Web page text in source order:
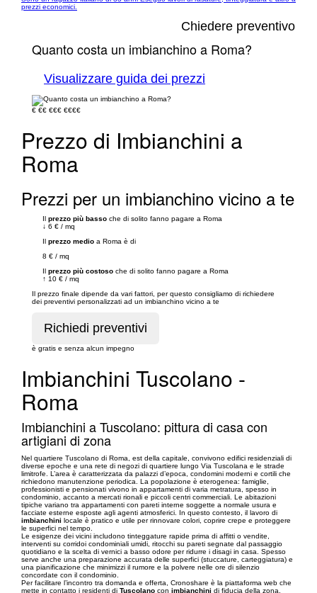
prezzi economici.
Chiedere preventivo
Quanto costa un imbianchino a Roma?
Visualizzare guida dei prezzi
€ €€ €€€ €€€€
Prezzo di Imbianchini a
Roma
Prezzi per un imbianchino vicino a te
Il prezzo più basso che di solito fanno pagare a Roma
↓ 6 € / mq
Il prezzo medio a Roma è di
8 € / mq
Il prezzo più costoso che di solito fanno pagare a Roma
↑ 10 € / mq
Il prezzo finale dipende da vari fattori, per questo consigliamo di richiedere
dei preventivi personalizzati ad un imbianchino vicino a te
è gratis e senza alcun impegno
Imbianchini Tuscolano -
Roma
Imbianchini a Tuscolano: pittura di casa con
artigiani di zona
Nel quartiere Tuscolano di Roma, est della capitale, convivono edifici residenziali di
diverse epoche e una rete di negozi di quartiere lungo Via Tuscolana e le strade
limitrofe. L’area è caratterizzata da palazzi d’epoca, condomini moderni e cortili che
richiedono manutenzione periodica. La popolazione è eterogenea: famiglie,
professionisti e pensionati vivono in appartamenti di varia metratura, spesso in
condominio, accanto a mercati rionali e piccoli centri commerciali. Le abitazioni
tipiche variano tra appartamenti con pareti interne soggette a normale usura e
facciate esterne esposte agli agenti atmosferici. In questo contesto, il lavoro di
imbianchini locale è pratico e utile per rinnovare colori, coprire crepe e proteggere
le superfici nel tempo.
Le esigenze dei vicini includono tinteggature rapide prima di affitti o vendite,
interventi su corridoi condominiali umidi, ritocchi su pareti segnate dal passaggio
quotidiano e la scelta di vernici a basso odore per ridurre i disagi in casa. Spesso
serve anche una preparazione accurata delle superfici (stuccature, carteggiatura) e
una pianificazione che minimizzi il rumore e la polvere nelle ore di silenzio
concordate con il condominio.
Per facilitare l’incontro tra domanda e offerta, Cronoshare è la piattaforma web che
mette in contatto i residenti di Tuscolano con imbianchini di fiducia della zona.